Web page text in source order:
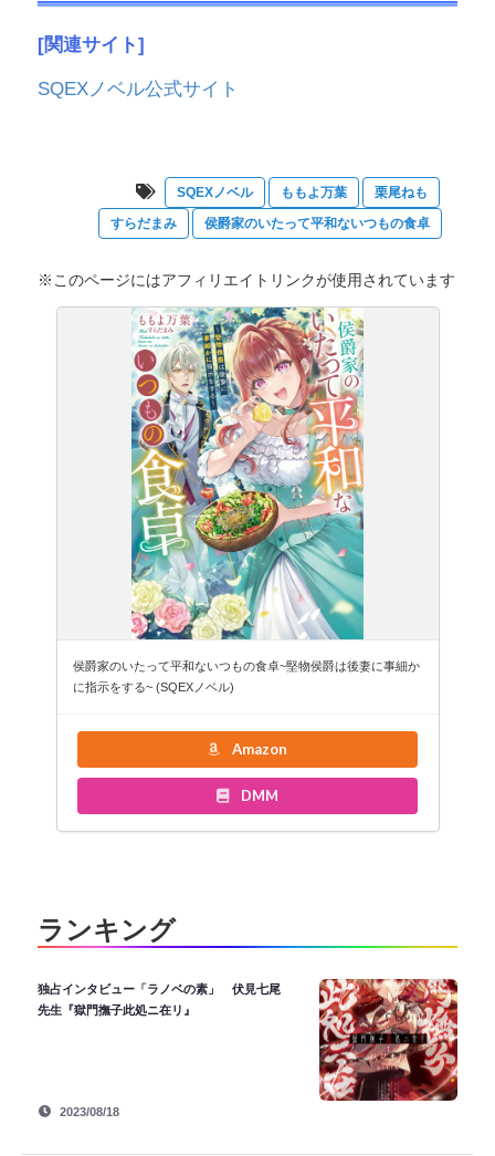
[関連サイト]
SQEXノベル公式サイト
SQEXノベル ももよ万葉
栗尾ねも
すらだまみ
侯爵家のいたって平和ないつもの食卓
※このページにはアフィリエイトリンクが使用されています
侯爵家のいたって平和ないつもの食卓~堅物侯爵は後妻に事細か
に指示をする~ (SQEXノベル)
Amazon
DMM
ランキング
独占インタビュー「ラノベの素」 伏見七尾
先生『獄門撫子此処ニ在リ』
2023/08/18